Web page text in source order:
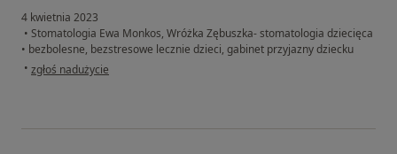
4 kwietnia 2023
• Stomatologia Ewa Monkos, Wróżka Zębuszka- stomatologia dziecięca
• bezbolesne, bezstresowe lecznie dzieci, gabinet przyjazny dziecku
• w opinii użytkownika Katarzyna
zgłoś nadużycie